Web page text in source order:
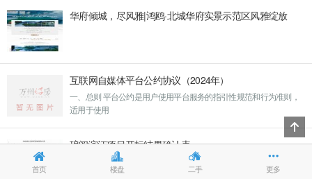
首页 楼盘 二手 更多
华府倾城，尽风雅|鸿鸥·北城华府实景示范区风雅绽放
互联网自媒体平台公约协议（2024年）
一、总则 平台公约是用户使用平台服务的指引性规范和行为准则，
适用于使用
琅阅滨江项目开标结果确认表